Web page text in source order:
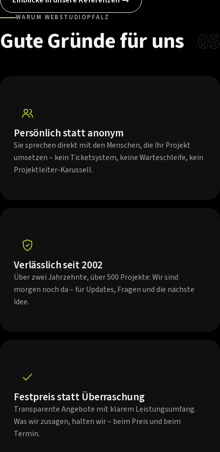
WARUM WEBSTUDIOPFALZ
GuteGründefüruns 05
Persönlich statt anonym
Sie sprechen direkt mit den Menschen, die Ihr Projekt
umsetzen – kein Ticketsystem, keine Warteschleife, kein
Projektleiter-Karussell.
Verlässlich seit 2002
Über zwei Jahrzehnte, über 500 Projekte: Wir sind
morgen noch da – für Updates, Fragen und die nächste
Idee.
Festpreis statt Überraschung
Transparente Angebote mit klarem Leistungsumfang.
Was wir zusagen, halten wir – beim Preis und beim
Termin.